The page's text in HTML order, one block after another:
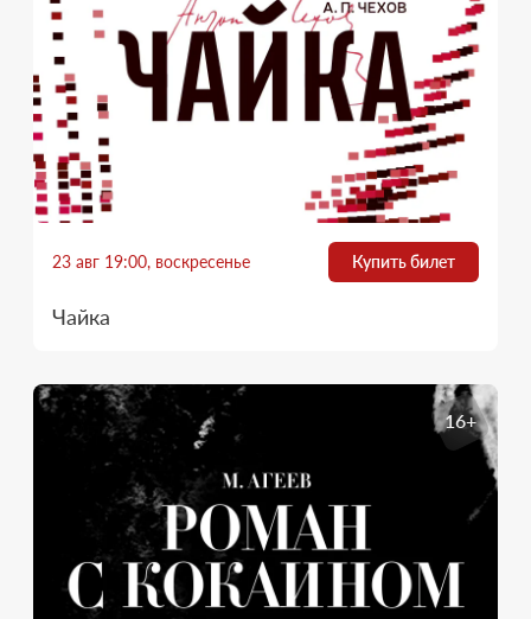
23 авг 19:00, воскресенье Купить билет
Чайка
16+